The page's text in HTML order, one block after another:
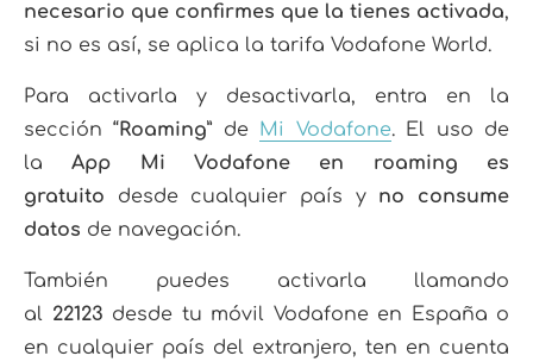
necesario que confirmes que la tienes activada,
si no es así, se aplica la tarifa Vodafone World.
Para activarla y desactivarla, entra en la
sección “Roaming” de Mi Vodafone. El uso de
laApp Mi Vodafone en roaming es
gratuito desde cualquier país y no consume
datos de navegación.
También puedes activarla llamando
al 22123 desde tu móvil Vodafone en España o
en cualquier país del extranjero, ten en cuenta